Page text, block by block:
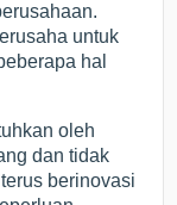
untuk
hal
oleh
dan tidak
berinovasi